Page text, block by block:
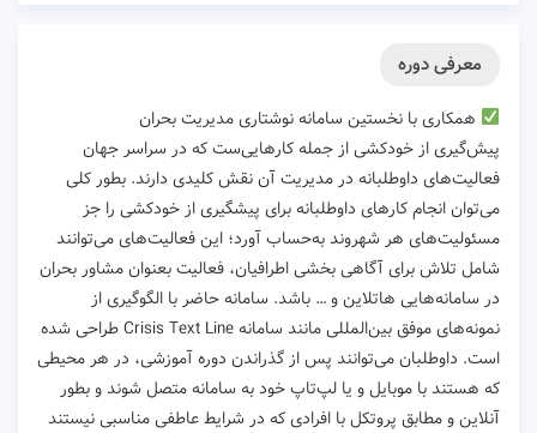
معرفی دوره
همکاری با نخستین سامانه نوشتاری مدیریت بحران
پیش‌گیری از خودکشی از جمله‌ کارهایی‌ست که در سراسر جهان
فعالیت‌های داوطلبانه در مدیریت آن نقش کلیدی دارند. بطور کلی
می‌توان انجام کارهای داوطلبانه برای پیشگیری از خودکشی را جز
مسئولیت‌های هر شهروند به‌حساب آورد؛ این فعالیت‌های می‌توانند
شامل تلاش برای آگاهی بخشی اطرافیان، فعالیت بعنوان مشاور بحران
در سامانه‌هایی هاتلاین و … باشد. سامانه حاضر با الگوگیری از
نمونه‌های موفق بین‌المللی مانند سامانه Crisis Text Line طراحی شده
است. داوطلبان می‌توانند پس از گذراندن دوره آموزشی، در هر محیطی
که هستند با موبایل و یا لپ‌تاپ خود به سامانه متصل شوند و بطور
آنلاین و مطابق پروتکل با افرادی که در شرایط عاطفی مناسبی نیستند